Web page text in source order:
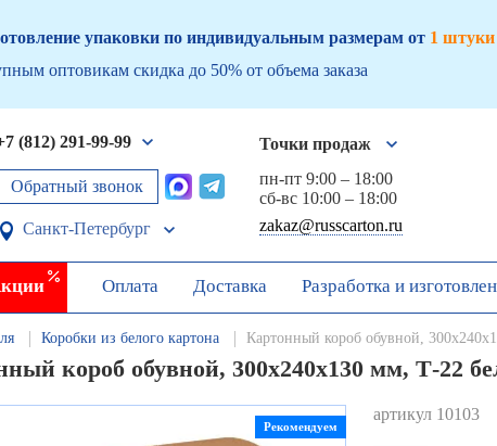
упаковки по индивидуальным размерам от 1 штуки
оптовикам скидка до 50% от объема заказа
(812) 291-99-99
Обратный звонок
Санкт-Петербург
Точки продаж
пн-пт 9:00 – 18:00
сб-вс 10:00 – 18:00
zakaz@russcarton.ru
Оплата Доставка Разработка и
Коробки из белого картона Картонный короб обувной,
короб обувной, 300х240х130 мм, Т-22
Рекомендуем
артикул 10103